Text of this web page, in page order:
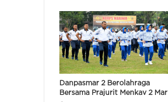
Danpasmar 2 Berolahraga
Bersama Prajurit Menkav 2 Mar